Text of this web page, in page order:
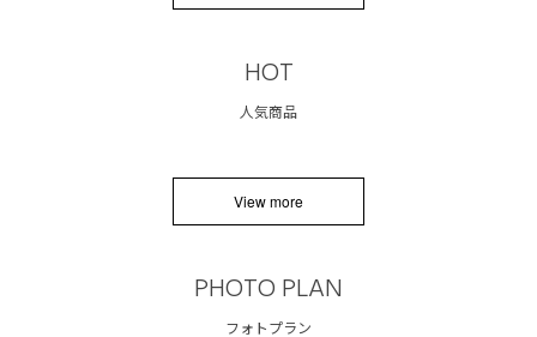
HOT
人気商品
View more
PHOTO PLAN
フォトプラン